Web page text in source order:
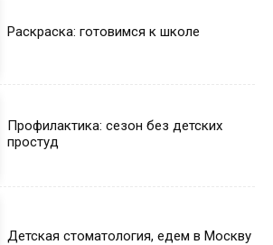
Раскраска: готовимся к школе
Профилактика: сезон без детских
простуд
Детская стоматология, едем в Москву